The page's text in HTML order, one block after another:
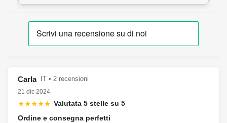
Carla
IT • 2 recensioni
21 dic 2024
★★★★★ Valutata 5 stelle su 5
Ordine e consegna perfetti